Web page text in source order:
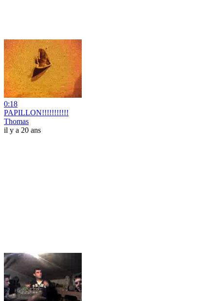
0:18
PAPILLON!!!!!!!!!!!
Thomas
il y a 20 ans